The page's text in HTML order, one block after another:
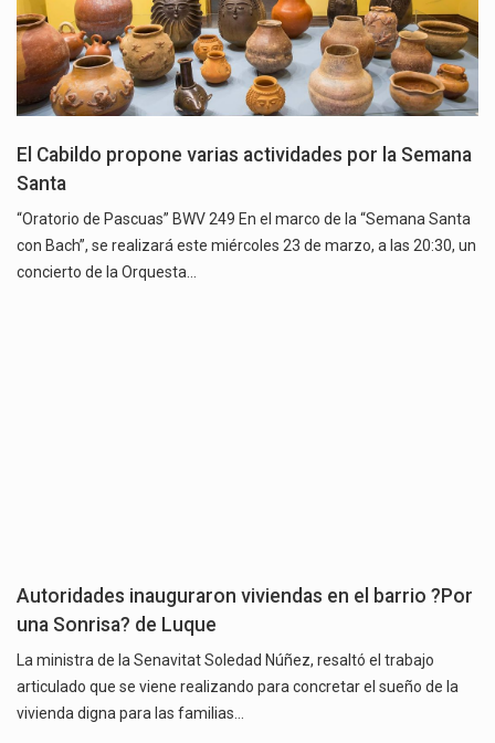
El Cabildo propone varias actividades por la Semana
Santa
“Oratorio de Pascuas” BWV 249 En el marco de la “Semana Santa
con Bach”, se realizará este miércoles 23 de marzo, a las 20:30, un
concierto de la Orquesta…
Autoridades inauguraron viviendas en el barrio ?Por
una Sonrisa? de Luque
La ministra de la Senavitat Soledad Núñez, resaltó el trabajo
articulado que se viene realizando para concretar el sueño de la
vivienda digna para las familias…